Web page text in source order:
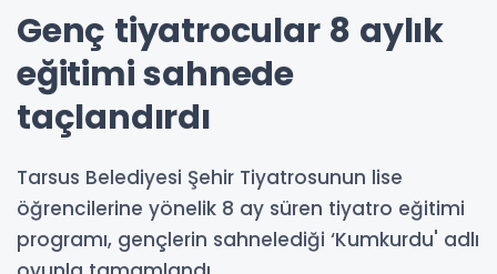
Genç tiyatrocular 8 aylık
eğitimi sahnede
taçlandırdı
Tarsus Belediyesi Şehir Tiyatrosunun lise
öğrencilerine yönelik 8 ay süren tiyatro eğitimi
programı, gençlerin sahnelediği ‘Kumkurdu' adlı